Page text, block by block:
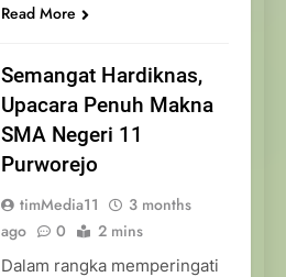
Read More
Semangat Hardiknas,
Upacara Penuh Makna
SMA Negeri 11
Purworejo
timMedia11
3 months
ago
0 2 mins
Dalam rangka memperingati